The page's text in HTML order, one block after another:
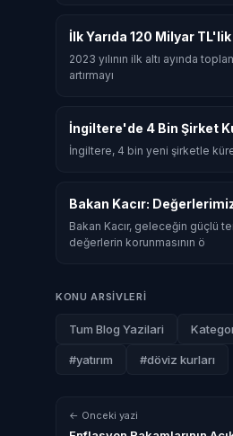
İlk Yarıda 120 Milyar
2023 yılının ilk altı ayında
artırmayı
İngiltere'de 4 Bin Şirket
İngiltere, 4 bin yeni şirketle
Bakan Kacır:
Bakan Kacır, geleceğin güçlü
değerlerin korunmasının ö
KONU ARSIVLERI
Tum Blog Yazilari
#yatırım #döviz kurları
← Onceki yazi